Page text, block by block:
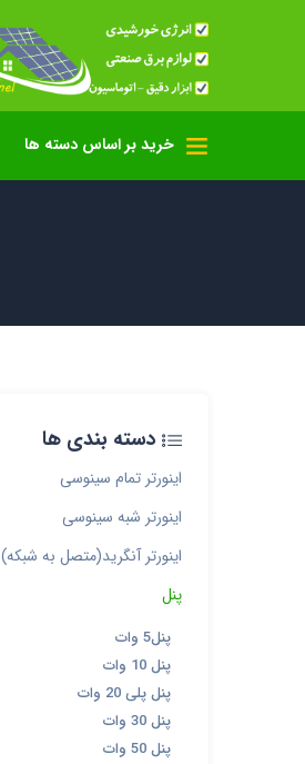
خرید بر اساس دسته ها
دسته بندی ها
اینورتر تمام سینوسی
اینورتر شبه سینوسی
اینورتر آنگرید(متصل به شبکه)
پنل
پنل5 وات
پنل 10 وات
پنل پلی 20 وات
پنل 30 وات
پنل 50 وات